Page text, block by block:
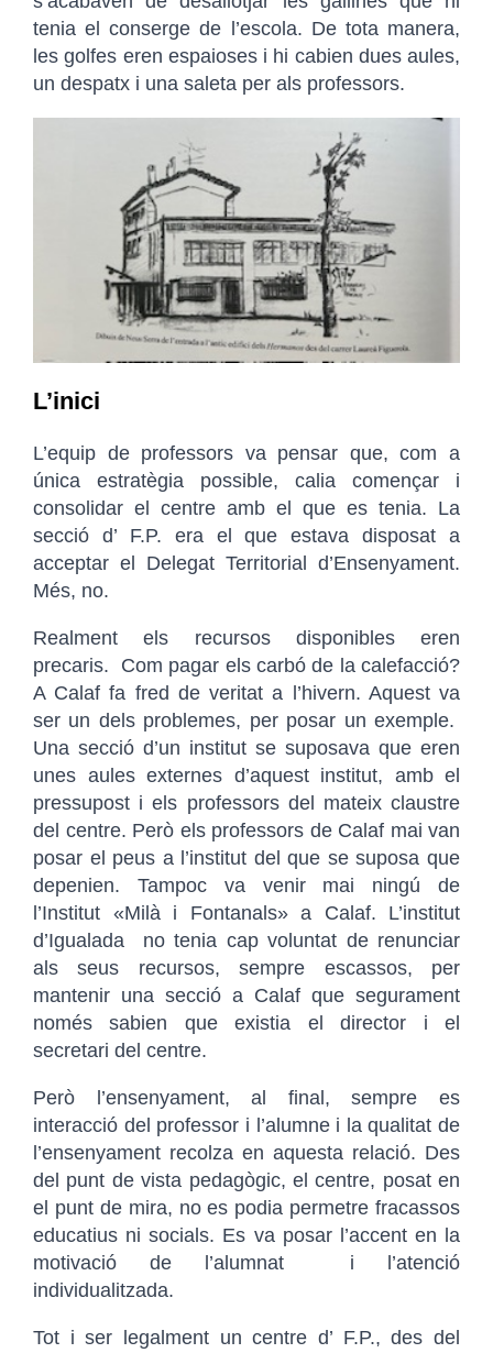
tenia el conserge de l’escola. De tota manera,
les golfes eren espaioses i hi cabien dues aules,
un despatx i una saleta per als professors.
L’inici
L’equip de professors va pensar que, com a
única estratègia possible, calia començar i
consolidar el centre amb el que es tenia. La
secció d’ F.P. era el que estava disposat a
acceptar el Delegat Territorial d’Ensenyament.
Més, no.
Realment els recursos disponibles eren
precaris. Com pagar els carbó de la calefacció?
A Calaf fa fred de veritat a l’hivern. Aquest va
ser un dels problemes, per posar un exemple.
Una secció d’un institut se suposava que eren
unes aules externes d’aquest institut, amb el
pressupost i els professors del mateix claustre
del centre. Però els professors de Calaf mai van
posar el peus a l’institut del que se suposa que
depenien. Tampoc va venir mai ningú de
l’Institut «Milà i Fontanals» a Calaf. L’institut
d’Igualada no tenia cap voluntat de renunciar
als seus recursos, sempre escassos, per
mantenir una secció a Calaf que segurament
només sabien que existia el director i el
secretari del centre.
Però l’ensenyament, al final, sempre es
interacció del professor i l’alumne i la qualitat de
l’ensenyament recolza en aquesta relació. Des
del punt de vista pedagògic, el centre, posat en
el punt de mira, no es podia permetre fracassos
educatius ni socials. Es va posar l’accent en la
motivació de l’alumnat i l’atenció
individualitzada.
Tot i ser legalment un centre d’ F.P., des del